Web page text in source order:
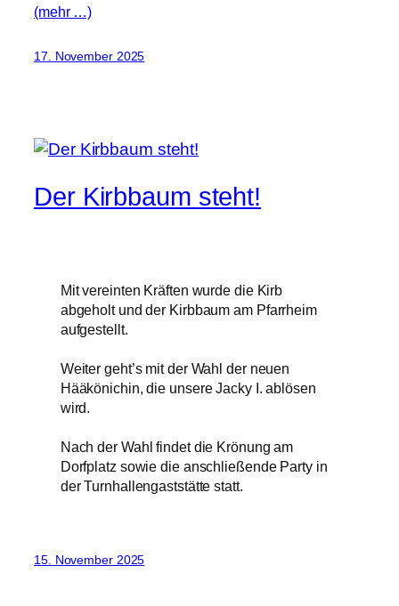
(mehr …)
17. November 2025
Der Kirbbaum steht!
Mit vereinten Kräften wurde die Kirb
abgeholt und der Kirbbaum am Pfarrheim
aufgestellt.
Weiter geht’s mit der Wahl der neuen
Hääkönichin, die unsere Jacky I. ablösen
wird.
Nach der Wahl findet die Krönung am
Dorfplatz sowie die anschließende Party in
der Turnhallengaststätte statt.
15. November 2025